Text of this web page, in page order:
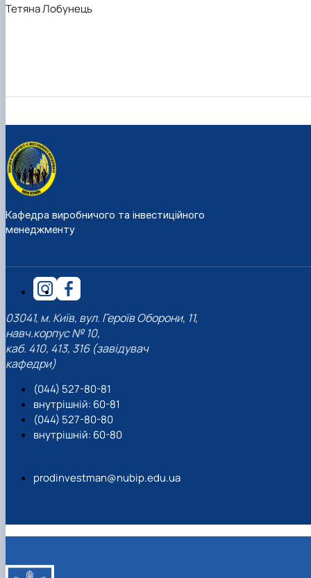
Тетяна Лобунець
Кафедра виробничого та інвестиційного
менеджменту
03041, м. Київ, вул. Героїв Оборони, 11,
навч.корпус № 10,
каб. 410, 413, 316 (завідувач
кафедри)
(044) 527-80-81
внутрішній: 60-81
(044) 527-80-80
внутрішній: 60-80
prodinvestman@nubip.edu.ua